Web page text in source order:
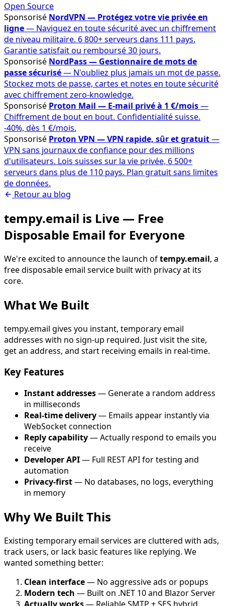
Open Source
Sponsorisé NordVPN — Protégez votre vie privée en
ligne— Naviguez en toute sécurité avec un chiffrement
de niveau militaire. 6 800+ serveurs dans 111 pays.
Garantie satisfait ou remboursé 30 jours.
Sponsorisé NordPass — Gestionnaire de mots de
passe sécurisé— N'oubliez plus jamais un mot de passe.
Stockez mots de passe, cartes et notes en toute sécurité
avec chiffrement zero-knowledge.
Sponsorisé Proton Mail — E-mail privé à 1 €/mois—
Chiffrement de bout en bout. Confidentialité suisse.
-40%, dès 1 €/mois.
Sponsorisé Proton VPN — VPN rapide, sûr et gratuit—
VPN sans journaux de confiance pour des millions
d'utilisateurs. Lois suisses sur la vie privée, 6 500+
serveurs dans plus de 110 pays. Plan gratuit sans limites
de données.
Retour au blog
tempy.email is Live — Free
Disposable Email for Everyone
We're excited to announce the launch oftempy.email, a
free disposable email service built with privacy at its
core.
What We Built
tempy.email gives you instant, temporary email
addresses with no sign-up required. Just visit the site,
get an address, and start receiving emails in real-time.
Key Features
Instant addresses— Generate a random address
in milliseconds
Real-time delivery— Emails appear instantly via
WebSocket connection
Reply capability— Actually respond to emails you
receive
Developer API— Full REST API for testing and
automation
Privacy-first— No databases, no logs, everything
in memory
Why We Built This
Existing temporary email services are cluttered with ads,
track users, or lack basic features like replying. We
wanted something better:
Clean interface— No aggressive ads or popups
Modern tech — Built on .NET 10 and Blazor Server